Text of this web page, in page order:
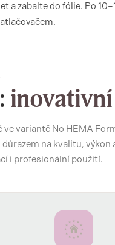
a zabalte do fólie. Po
variantě No HEMA
na kvalitu, výkon
i profesionální použití.